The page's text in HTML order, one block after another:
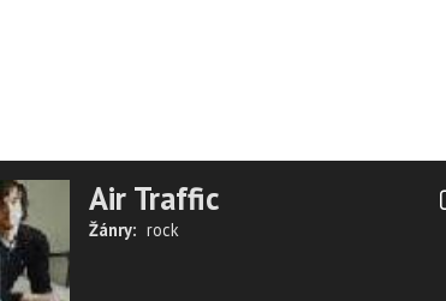
Air Traffic
Žánry: rock